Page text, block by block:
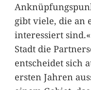
gibt viele, die an
interessiert
Stadt die
entscheidet sich
ersten Jahren